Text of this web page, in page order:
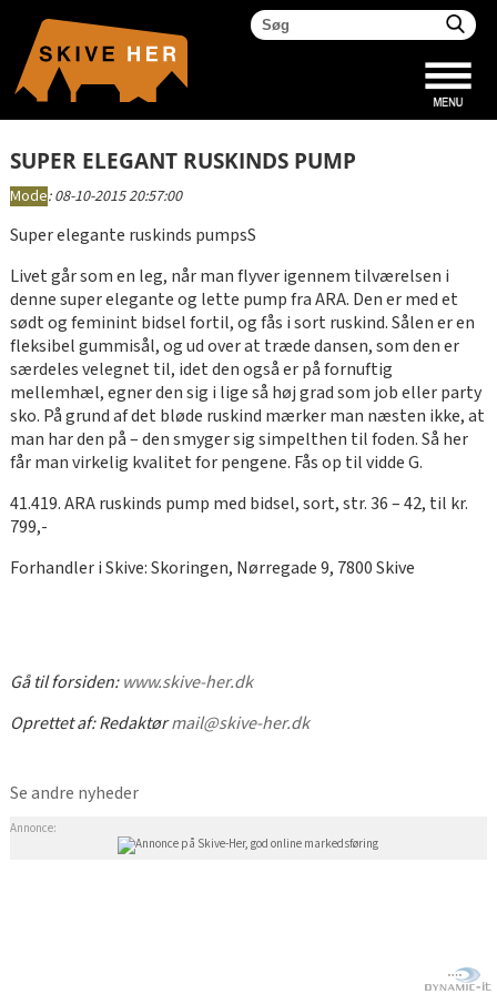
SUPER ELEGANT RUSKINDS PUMP
Mode:08-10-2015 20:57:00
Super elegante ruskinds pumpsS
Livet går som en leg, når man flyver igennem tilværelsen i
denne super elegante og lette pump fra ARA. Den er med et
sødt og feminint bidsel fortil, og fås i sort ruskind. Sålen er en
fleksibel gummisål, og ud over at træde dansen, som den er
særdeles velegnet til, idet den også er på fornuftig
mellemhæl, egner den sig i lige så høj grad som job eller party
sko. På grund af det bløde ruskind mærker man næsten ikke, at
man har den på – den smyger sig simpelthen til foden. Så her
får man virkelig kvalitet for pengene. Fås op til vidde G.
41.419. ARA ruskinds pump med bidsel, sort, str. 36 – 42, til kr.
799,-
Forhandler i Skive: Skoringen, Nørregade 9, 7800 Skive
Gå til forsiden:www.skive-her.dk
Oprettet af:Redaktørmail@skive-her.dk
Se andre nyheder
Annonce: